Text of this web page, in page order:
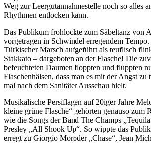
Weg zur Leergutannahmestelle noch so alles
Rhythmen entlocken kann.
Das Publikum frohlockte zum Säbeltanz von
vorgetragen in Schwindel erregendem
Türkischer Marsch aufgeführt als teuflisch
Stakkato – dargeboten an der Flasche! Die
befeuchteten Daumen floppten und fluppten
Flaschenhälsen, dass man es mit der Angst zu
mal nach dem Sanitäter Ausschau hielt.
Musikalische Persiflagen auf 20iger Jahre
kleine grüne Flasche“ gehörten genauso zum
wie die Songs der Band The Champs
Presley „All Shook Up“. So wippte das
erregt zu Giorgio Moroder „Chase“, Jean